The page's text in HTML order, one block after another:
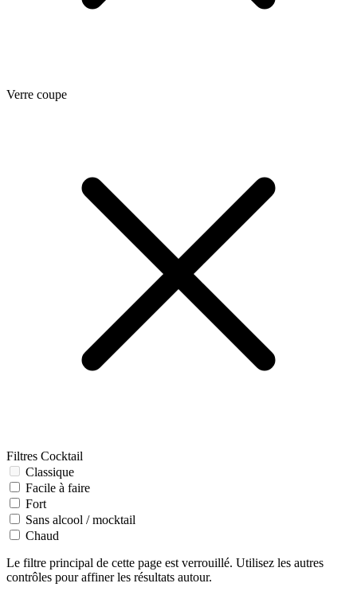
Verre coupe
Filtres Cocktail
Classique
Facile à faire
Fort
Sans alcool / mocktail
Chaud
Le filtre principal de cette page est verrouillé. Utilisez les autres
contrôles pour affiner les résultats autour.